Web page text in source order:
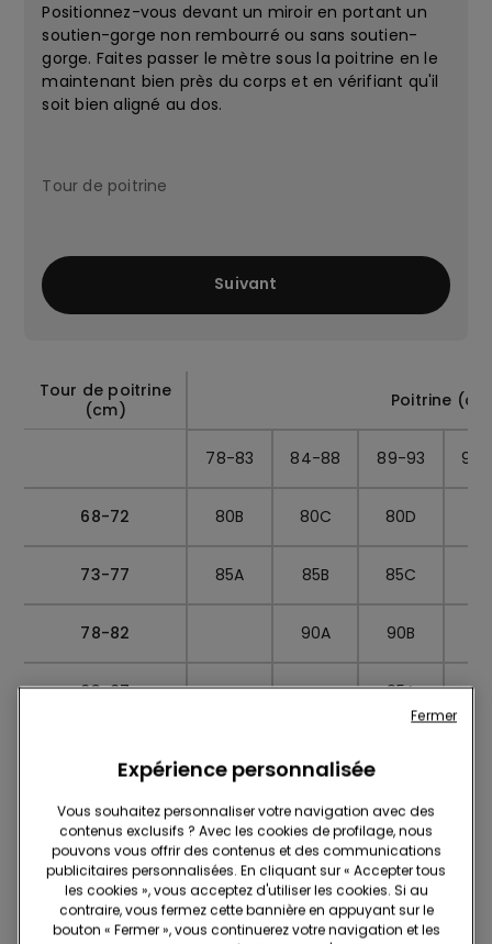
Positionnez-vous devant un miroir en portant un
soutien-gorge non rembourré ou sans soutien-
gorge. Faites passer le mètre sous la poitrine en le
maintenant bien près du corps et en vérifiant qu'il
soit bien aligné au dos.
Suivant
Tour de poitrine
(cm)
Poitrine
78-83 84-88 89-93
68-72 80B 80C 80D
73-77 85A 85B 85C
78-82 90A 90B
83-87 95A
taille
S M
Culottes
Expérience personnalisée
Vous souhaitez personnaliser votre navigation avec des
contenus exclusifs ? Avec les cookies de profilage, nous
pouvons vous offrir des contenus et des communications
publicitaires personnalisées. En cliquant sur « Accepter tous
les cookies », vous acceptez d'utiliser les cookies. Si au
contraire, vous fermez cette bannière en appuyant sur le
bouton « Fermer », vous continuerez votre navigation et les
Fermer